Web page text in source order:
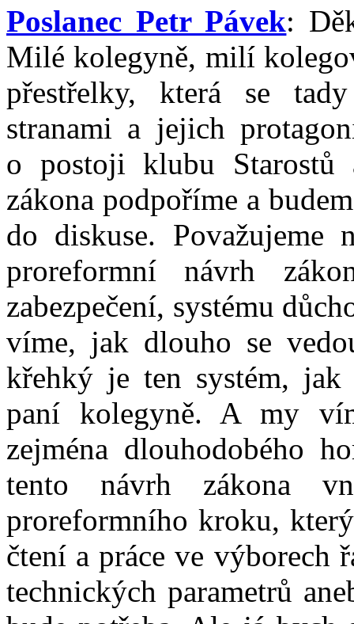
Poslanec Petr Pávek:
Milé kolegyně, milí
přestřelky, která se
stranami a jejich
o postoji klubu Starostů
zákona podpoříme a
do diskuse. Považujeme
proreformní návrh
zabezpečení, systému
víme, jak dlouho se
křehký je ten systém,
paní kolegyně. A my
zejména dlouhodobého
tento návrh zákona
proreformního kroku,
čtení a práce ve výborech
technických parametrů